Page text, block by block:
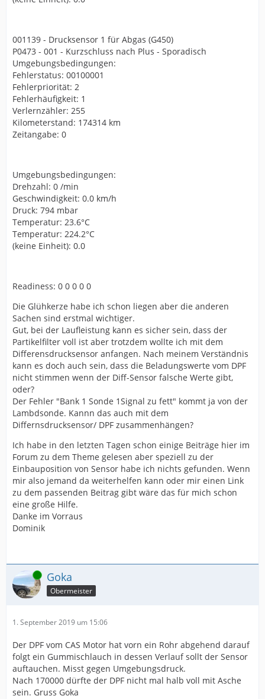
001139 - Drucksensor 1 für Abgas (G450)
P0473 - 001 - Kurzschluss nach Plus - Sporadisch
Umgebungsbedingungen:
Fehlerstatus: 00100001
Fehlerpriorität: 2
Fehlerhäufigkeit: 1
Verlernzähler: 255
Kilometerstand: 174314 km
Zeitangabe: 0
Umgebungsbedingungen:
Drehzahl: 0 /min
Geschwindigkeit: 0.0 km/h
Druck: 794 mbar
Temperatur: 23.6°C
Temperatur: 224.2°C
(keine Einheit): 0.0
Readiness: 0 0 0 0 0
Die Glühkerze habe ich schon liegen aber die anderen
Sachen sind erstmal wichtiger.
Gut, bei der Laufleistung kann es sicher sein, dass der
Partikelfilter voll ist aber trotzdem wollte ich mit dem
Differensdrucksensor anfangen. Nach meinem Verständnis
kann es doch auch sein, dass die Beladungswerte vom DPF
nicht stimmen wenn der Diff-Sensor falsche Werte gibt,
oder?
Der Fehler "Bank 1 Sonde 1Signal zu fett" kommt ja von der
Lambdsonde. Kannn das auch mit dem
Differnsdrucksensor/ DPF zusammenhängen?
Ich habe in den letzten Tagen schon einige Beiträge hier im
Forum zu dem Theme gelesen aber speziell zu der
Einbauposition von Sensor habe ich nichts gefunden. Wenn
mir also jemand da weiterhelfen kann oder mir einen Link
zu dem passenden Beitrag gibt wäre das für mich schon
eine große Hilfe.
Danke im Vorraus
Dominik
Online Goka
Obermeister
1. September 2019 um 15:06
Der DPF vom CAS Motor hat vorn ein Rohr abgehend darauf
folgt ein Gummischlauch in dessen Verlauf sollt der Sensor
auftauchen. Misst gegen Umgebungsdruck.
Nach 170000 dürfte der DPF nicht mal halb voll mit Asche
sein. Gruss Goka